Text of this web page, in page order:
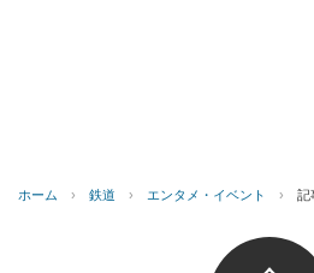
ホーム › 鉄道 › エンタメ・イベント › 記